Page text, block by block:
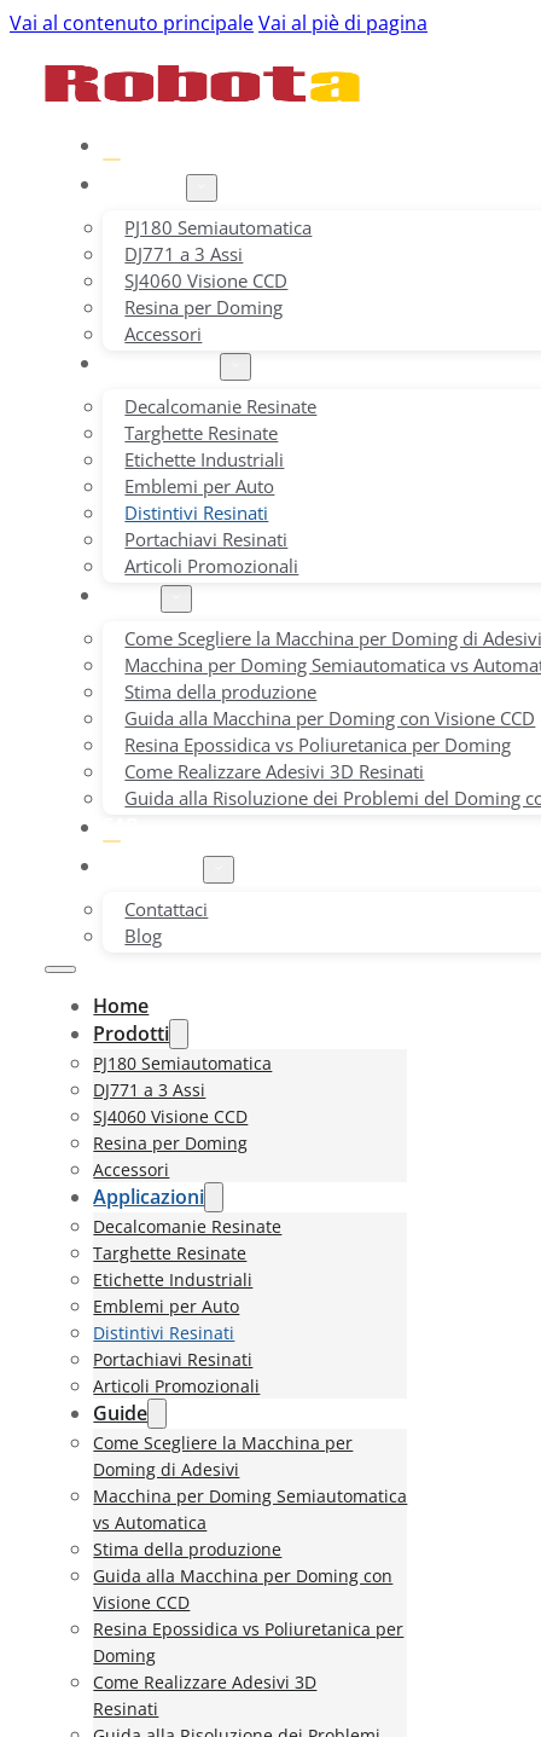
Vai al contenuto principaleVai al piè di pagina
PJ180 Semiautomatica
DJ771 a 3 Assi
SJ4060 Visione CCD
Resina per Doming
Accessori
Decalcomanie Resinate
Targhette Resinate
Etichette Industriali
Emblemi per Auto
Distintivi Resinati
Portachiavi Resinati
Articoli Promozionali
Come Scegliere la Macchina per Doming di
Macchina per Doming Semiautomatica vs
Stima della produzione
Guida alla Macchina per Doming con Visione CCD
Resina Epossidica vs Poliuretanica per Doming
Come Realizzare Adesivi 3D Resinati
Guida alla Risoluzione dei Problemi del Doming
Contattaci
Blog
Home
Prodotti
PJ180 Semiautomatica
DJ771 a 3 Assi
SJ4060 Visione CCD
Resina per Doming
Accessori
Applicazioni
Decalcomanie Resinate
Targhette Resinate
Etichette Industriali
Emblemi per Auto
Distintivi Resinati
Portachiavi Resinati
Articoli Promozionali
Guide
Come Scegliere la Macchina per
Doming di Adesivi
Macchina per Doming Semiautomatica
vs Automatica
Stima della produzione
Guida alla Macchina per Doming con
Visione CCD
Resina Epossidica vs Poliuretanica per
Doming
Come Realizzare Adesivi 3D
Resinati